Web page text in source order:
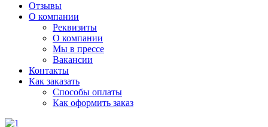
Отзывы
О компании
Реквизиты
О компании
Мы в прессе
Вакансии
Контакты
Как заказать
Способы оплаты
Как оформить заказ